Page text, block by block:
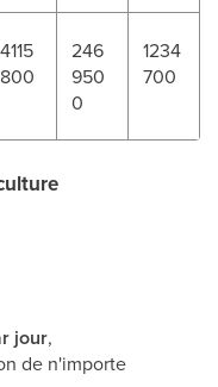
4115
800
246
950
0
1234
700
jour,
de n'importe